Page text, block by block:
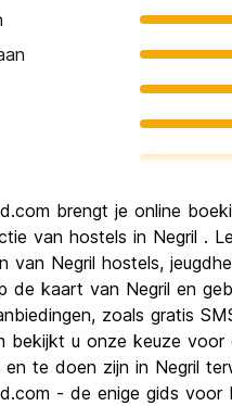
uw geld
brengt je online
van hostels in Negril .
van Negril hostels,
de kaart van Negril en
zoals gratis
bekijkt u onze keuze voor
te doen zijn in Negril
- de enige gids voor